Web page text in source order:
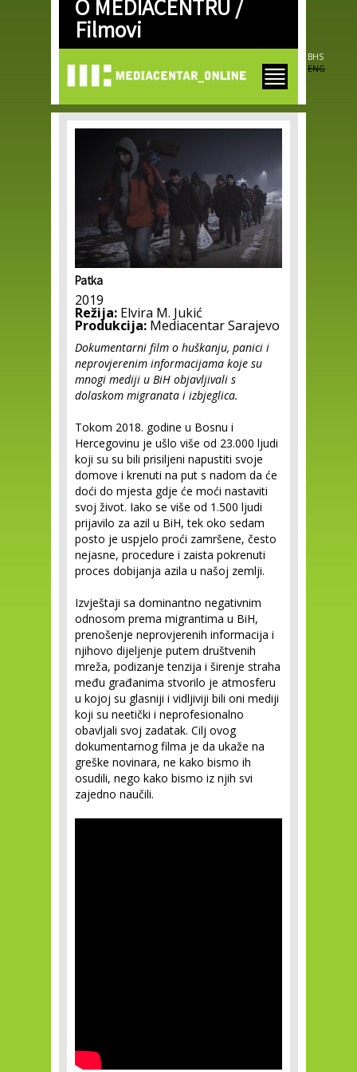
Skip to
main
content
O MEDIACENTRU /
Filmovi
BHS
ENG
Patka
2019
Režija: Elvira M. Jukić
Produkcija: Mediacentar Sarajevo
Dokumentarni film o huškanju, panici i
neprovjerenim informacijama koje su
mnogi mediji u BiH objavljivali s
dolaskom migranata i izbjeglica.
Tokom 2018. godine u Bosnu i
Hercegovinu je ušlo više od 23.000 ljudi
koji su su bili prisiljeni napustiti svoje
domove i krenuti na put s nadom da će
doći do mjesta gdje će moći nastaviti
svoj život. Iako se više od 1.500 ljudi
prijavilo za azil u BiH, tek oko sedam
posto je uspjelo proći zamršene, često
nejasne, procedure i zaista pokrenuti
proces dobijanja azila u našoj zemlji.
Izvještaji sa dominantno negativnim
odnosom prema migrantima u BiH,
prenošenje neprovjerenih informacija i
njihovo dijeljenje putem društvenih
mreža, podizanje tenzija i širenje straha
među građanima stvorilo je atmosferu
u kojoj su glasniji i vidljiviji bili oni mediji
koji su neetički i neprofesionalno
obavljali svoj zadatak. Cilj ovog
dokumentarnog filma je da ukaže na
greške novinara, ne kako bismo ih
osudili, nego kako bismo iz njih svi
zajedno naučili.